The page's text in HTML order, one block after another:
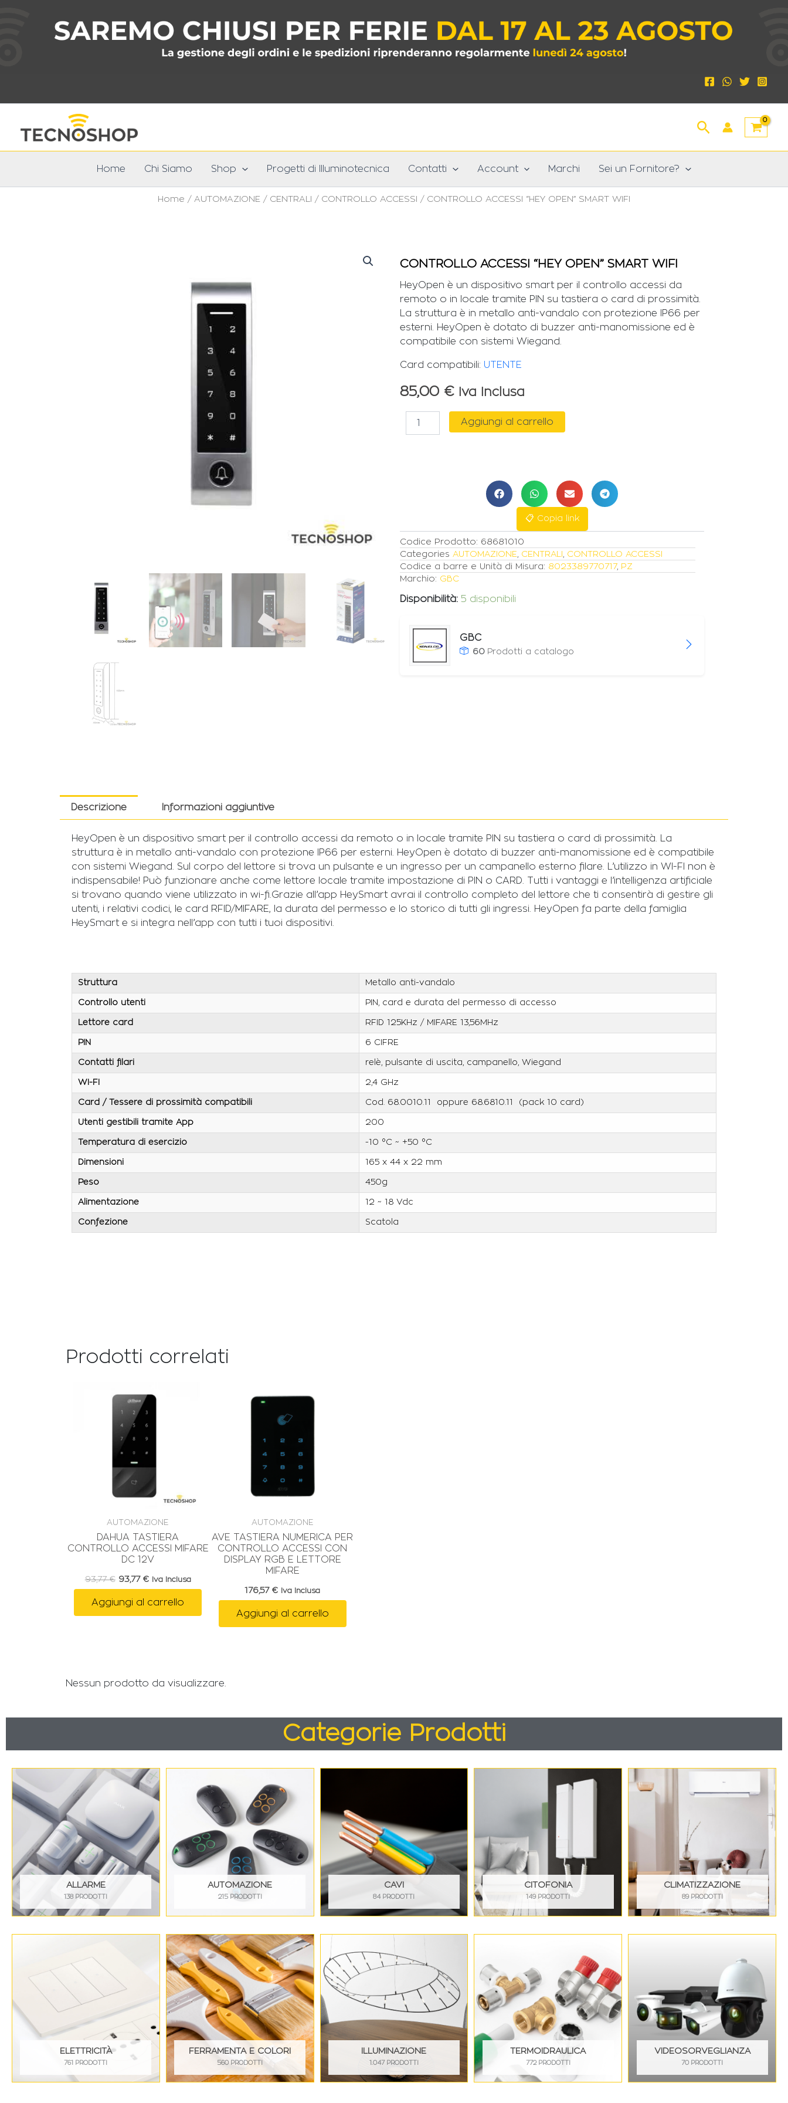
Cerca
Home Chi Siamo Shop Progetti di Illuminotecnica Contatti Account Marchi Sei un Fornitore?
Home / AUTOMAZIONE / CENTRALI / CONTROLLO ACCESSI / CONTROLLO ACCESSI “HEY OPEN” SMART WIFI
CONTROLLO ACCESSI “HEY OPEN” SMART WIFI
HeyOpen è un dispositivo smart per il controllo accessi da
remoto o in locale tramite PIN su tastiera o card di prossimità.
La struttura è in metallo anti-vandalo con protezione IP66 per
esterni. HeyOpen è dotato di buzzer anti-manomissione ed è
compatibile con sistemi Wiegand.
Card compatibili: UTENTE
85,00 € Iva Inclusa
ACCESSI
Aggiungi al carrello
📋 Copia link
Codice Prodotto: 68681010
Categories AUTOMAZIONE CENTRALI
CONTROLLO ACCESSI
Codice a barre e Unità di Misura: 8023389770717, PZ
Marchio: GBC
Disponibilità: 5 disponibili
GBC
60 Prodotti a catalogo
Descrizione Informazioni aggiuntive
HeyOpen è un dispositivo smart per il controllo accessi da remoto o in locale tramite PIN su tastiera o card di prossimità. La
struttura è in metallo anti-vandalo con protezione IP66 per esterni. HeyOpen è dotato di buzzer anti-manomissione ed è compatibile
con sistemi Wiegand. Sul corpo del lettore si trova un pulsante e un ingresso per un campanello esterno filare. L’utilizzo in WI-FI non è
indispensabile! Può funzionare anche come lettore locale tramite impostazione di PIN o CARD. Tutti i vantaggi e l’intelligenza artificiale
si trovano quando viene utilizzato in wi-fi.Grazie all’app HeySmart avrai il controllo completo del lettore che ti consentirà di gestire gli
utenti, i relativi codici, le card RFID/MIFARE, la durata del permesso e lo storico di tutti gli ingressi. HeyOpen fa parte della famiglia
HeySmart e si integra nell’app con tutti i tuoi dispositivi.
Struttura Metallo anti-vandalo
Controllo utenti PIN, card e durata del permesso di accesso
Lettore card RFID 125KHz / MIFARE 13,56MHz
PIN 6 CIFRE
Contatti filari relè, pulsante di uscita, campanello, Wiegand
WI-FI 2,4 GHz
Card / Tessere di prossimità compatibili Cod. 68.0010.11 oppure 68.6810.11 (pack 10 card)
Utenti gestibili tramite App 200
Temperatura di esercizio -10 °C ~ +50 °C
Dimensioni 165 x 44 x 22 mm
Peso 450g
Alimentazione 12 ~ 18 Vdc
Confezione Scatola
Prodotti correlati
AUTOMAZIONE
DAHUA TASTIERA
CONTROLLO ACCESSI MIFARE
DC 12V
93,77€
prezzo
originale
era:
93,77 €.
93,77 €
prezzo
Iva Inclusa
Aggiungi al carrello
AUTOMAZIONE
AVE TASTIERA NUMERICA PER
CONTROLLO ACCESSI CON
DISPLAY RGB E LETTORE
MIFARE
176,57€ Iva Inclusa
Aggiungi al carrello
Nessun prodotto da visualizzare.
Categorie Prodotti
ALLARME
138 PRODOTTI
AUTOMAZIONE
215 PRODOTTI
CAVI
84 PRODOTTI
CITOFONIA
149 PRODOTTI
CLIMATIZZAZIONE
89 PRODOTTI
ELETTRICITÀ
761 PRODOTTI
FERRAMENTA E COLORI
560 PRODOTTI
ILLUMINAZIONE
1.047 PRODOTTI
TERMOIDRAULICA
772 PRODOTTI
VIDEOSORVEGLIANZA
70 PRODOTTI